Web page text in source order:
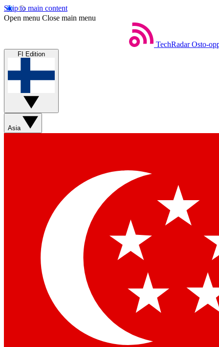
Skip to main content
Open menu Close main menu
TechRadar Osto-
FI Edition
Asia